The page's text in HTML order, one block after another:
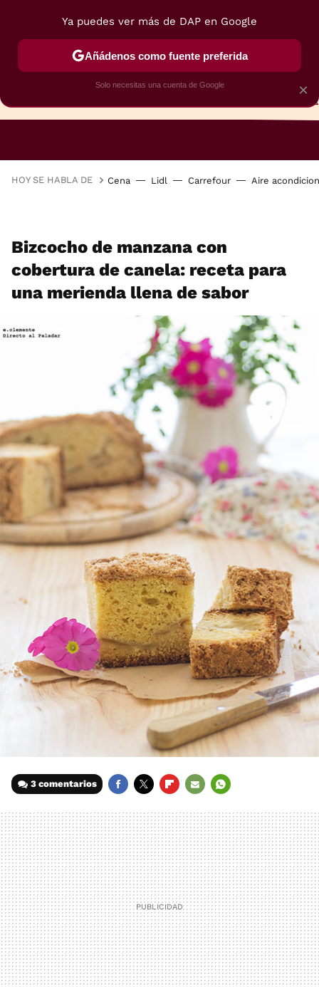
HOY SE HABLA DE Cena Lidl Carrefour Aire
Bizcocho de manzana con
cobertura de canela: receta para
una merienda llena de sabor
3 comentarios
MAIL
×
Ya puedes ver más de DAP en Google
Añádenos como fuente preferida
Solo necesitas una cuenta de Google